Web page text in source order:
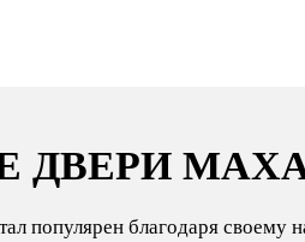
популярен благодаря своему